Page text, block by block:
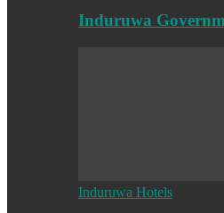
Induruwa
Induruwa Hotels